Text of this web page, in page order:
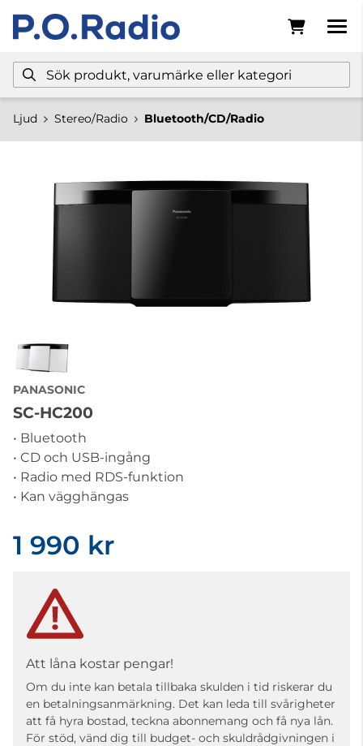
Ljud Stereo/Radio Bluetooth/CD/Radio
PANASONIC
SC-HC200
• Bluetooth
• CD och USB-ingång
• Radio med RDS-funktion
• Kan vägghängas
1 990 kr
Att låna kostar pengar!
Om du inte kan betala tillbaka skulden i tid riskerar du
en betalningsanmärkning. Det kan leda till svårigheter
att få hyra bostad, teckna abonnemang och få nya lån.
För stöd, vänd dig till budget- och skuldrådgivningen i